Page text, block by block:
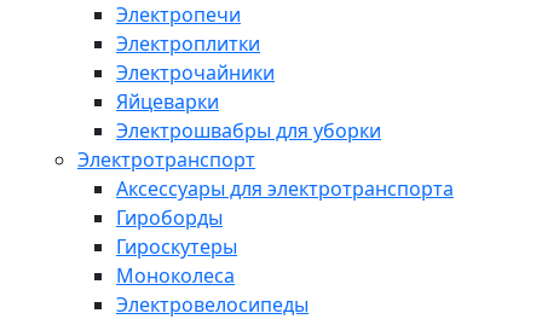
Электропечи
Электроплитки
Электрочайники
Яйцеварки
Электрошвабры для уборки
Электротранспорт
Аксессуары для электротранспорта
Гироборды
Гироскутеры
Моноколеса
Электровелосипеды